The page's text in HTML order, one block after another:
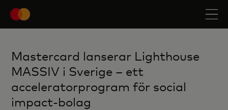
Mastercard lanserar Lighthouse
MASSIV i Sverige – ett
acceleratorprogram för social
impact-bolag